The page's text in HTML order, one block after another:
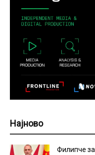
Најново
Филипче